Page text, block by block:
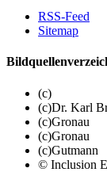
RSS-Feed
Sitemap
(c)
(c)Dr. Karl
(c)Gronau
(c)Gronau
(c)Gutmann
© Inclusion